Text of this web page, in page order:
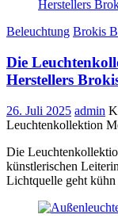
Beleuchtung Brokis
Die
Herstellers
26. Juli 2025 admin
Leuchtenkollektion
Die
künstlerischen
Lichtquelle geht